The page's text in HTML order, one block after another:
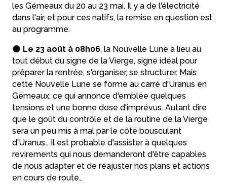
les Gémeaux du 20 au 23 mai. Il y a de l'électricité
dans l'air, et pour ces natifs, la remise en question est
au programme.
🌑 Le 23 août à 08h06, la Nouvelle Lune a lieu au
tout début du signe de la Vierge, signe idéal pour
préparer la rentrée, s'organiser, se structurer. Mais
cette Nouvelle Lune se forme au carré d'Uranus en
Gémeaux, ce qui annonce d'emblée quelques
tensions et une bonne dose d'imprévus. Autant dire
que le goût du contrôle et de la routine de la Vierge
sera un peu mis à mal par le côté bousculant
d'Uranus… Il est probable d'assister à quelques
revirements qui nous demanderont d'être capables
de nous adapter et de réajuster nos plans et actions
en cours de route…